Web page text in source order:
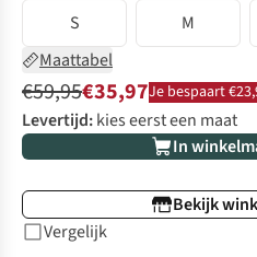
S
M
Maattabel
€59,95€35,97Je bespaart
Levertijd:kies eerst een maat
In
Bekijk
Vergelijk